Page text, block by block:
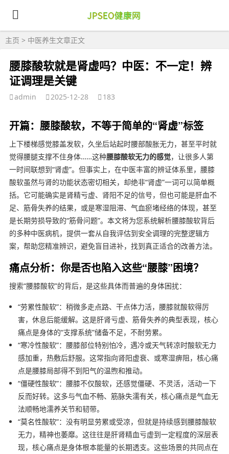
主页 > 中医养生文章正文
腰膝酸软就是肾虚吗？中医：不一定！辨
证调理是关键
admin 2025-12-28 183
开篇：腰膝酸软，不等于简单的“肾虚”标签
上下楼梯感觉膝盖发软，久坐后站起时腰部酸胀无力，甚至平时就
觉得腰腿支撑不住身体……这种腰膝酸软无力的感觉，让很多人第
一时间联想到“肾虚”。但事实上，在中医丰富的辨证体系里，腰膝
酸软虽然与肾的功能状态密切相关，却绝非“肾虚”一词可以简单概
括。它可能确实是肾精亏虚、肾阳不足的信号，但也可能是肝血不
足、筋骨失养的结果，或是寒湿阻滞、气血瘀堵经络的体现，甚至
是长期劳损导致的“筋骨问题”。本文将为您系统解析腰膝酸软背后
的多种中医病机，提供一套从自我评估到安全调理的完整逻辑方
案，帮助您精准辨识，避免盲目进补，找到真正适合的改善方法。
痛点分析：你是否也陷入这些“腰膝”困境？
搜索“腰膝酸软”的背后，是这些具体而普遍的身体困扰：
“劳累性酸软”：稍微多走点路、干点体力活，腰膝就酸软得厉
害，休息后能缓解。这是肝肾亏虚、筋骨失养的典型表现，核心
痛点是身体的“支撑系统”储备不足，不耐劳累。
“寒冷性酸软”：腰膝部位特别怕冷，遇冷或天气转凉时酸软无力
感加重，热敷后舒服。这常指向肾阳虚衰、或寒湿痹阻，核心痛
点是腰膝局部得不到阳气的温煦和推动。
“僵硬性酸软”：腰膝不仅酸软，还感觉僵硬、不灵活，活动一下
反而好转。这多与气血不畅、筋脉失濡有关，核心痛点是气血无
法顺畅地濡养关节和韧带。
“莫名性酸软”：没有明显劳累或受凉，但就是持续感到腰膝酸软
无力，精神也萎靡。这往往是肝肾精血亏虚到一定程度的深层表
现，核心痛点是身体根本能量的长期透支。这些场景的共同点在